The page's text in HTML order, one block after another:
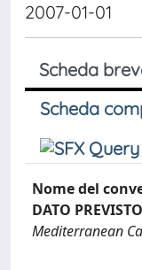
2007-01-01
Scheda
Scheda
Nome del
DATO
Mediterranean